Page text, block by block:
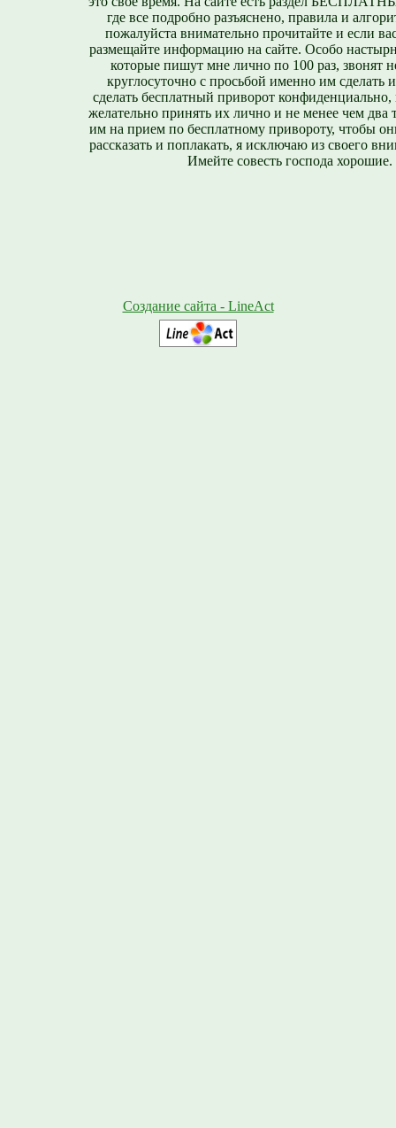
где все подробно разъяснено, правила и
пожалуйста внимательно прочитайте и если
размещайте информацию на сайте. Особо
которые пишут мне лично по 100 раз, звонят
круглосуточно с просьбой именно им сделать
сделать бесплатный приворот конфиденциально,
желательно принять их лично и не менее чем два
им на прием по бесплатному привороту, чтобы
рассказать и поплакать, я исключаю из своего
Имейте совесть господа хорошие.
Создание сайта - LineAct